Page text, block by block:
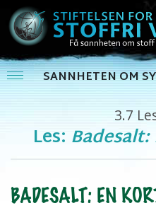
SANNHETEN OM
3.7
Les:
BADESALT: EN